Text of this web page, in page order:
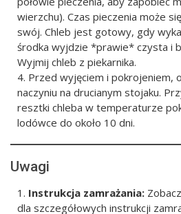
wierzchu). Czas pieczenia może
swój. Chleb jest gotowy, gdy
środka wyjdzie *prawie* czysta i
Wyjmij chleb z piekarnika.
Przed wyjęciem i pokrojeniem,
naczyniu na drucianym stojaku.
resztki chleba w temperaturze
lodówce do około 10 dni.
Uwagi
Instrukcja zamrażania:
dla szczegółowych instrukcji